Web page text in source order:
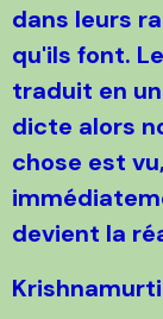
dans leurs
qu'ils font.
traduit en
dicte alors
chose est
devient la
Krishnamurti